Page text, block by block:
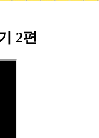
2편